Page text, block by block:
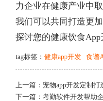
力企业在健康产业中
我们可以共同打造更
探讨您的健康饮食App
tag标签： 健康app开发 食谱
上一篇： 宠物app开发定制
下一篇： 考勤软件开发帮助